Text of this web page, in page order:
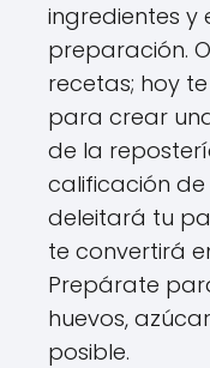
ingredientes y
preparación.
recetas; hoy
para crear
de la
calificación de
deleitará tu
te convertirá
Prepárate
huevos,
posible.